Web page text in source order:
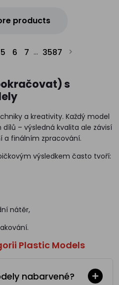
products
5 6 7 ... 3587
s
a kreativity. Každý model
– výsledná kvalita ale závisí
a finálním zpracování.
výsledkem často tvoří:
nátěr,
Plastic Models
nabarvené?